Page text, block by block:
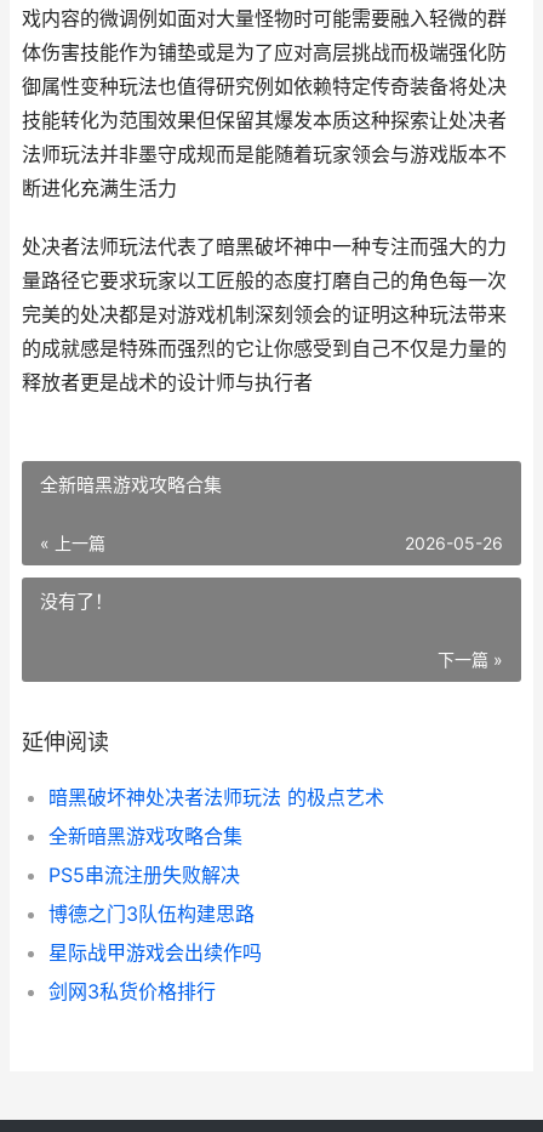
戏内容的微调例如面对大量怪物时可能需要融入轻微的群
体伤害技能作为铺垫或是为了应对高层挑战而极端强化防
御属性变种玩法也值得研究例如依赖特定传奇装备将处决
技能转化为范围效果但保留其爆发本质这种探索让处决者
法师玩法并非墨守成规而是能随着玩家领会与游戏版本不
断进化充满生活力
处决者法师玩法代表了暗黑破坏神中一种专注而强大的力
量路径它要求玩家以工匠般的态度打磨自己的角色每一次
完美的处决都是对游戏机制深刻领会的证明这种玩法带来
的成就感是特殊而强烈的它让你感受到自己不仅是力量的
释放者更是战术的设计师与执行者
全新暗黑游戏攻略合集
« 上一篇 2026-05-26
没有了！
下一篇 »
延伸阅读
暗黑破坏神处决者法师玩法 的极点艺术
全新暗黑游戏攻略合集
PS5串流注册失败解决
博德之门3队伍构建思路
星际战甲游戏会出续作吗
剑网3私货价格排行